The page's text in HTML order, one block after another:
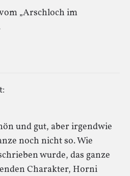
„Arschloch im
und gut, aber irgendwie
noch nicht so. Wie
wurde, das ganze
Charakter, Horni